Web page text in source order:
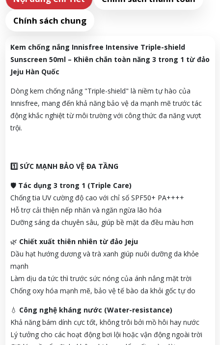
Chính sách chung
Kem chống nắng Innisfree Intensive Triple-shield
Sunscreen 50ml – Khiên chắn toàn năng 3 trong 1 từ đảo
Jeju Hàn Quốc
Dòng kem chống nắng "Triple-shield" là niềm tự hào của
Innisfree, mang đến khả năng bảo vệ da mạnh mẽ trước tác
động khắc nghiệt từ môi trường với công thức đa năng vượt
trội.
1️SỨC MẠNH BẢO VỆ ĐA TẦNG
🛡️ Tác dụng 3 trong 1 (Triple Care)
Chống tia UV cường độ cao với chỉ số SPF50+ PA++++
Hỗ trợ cải thiện nếp nhăn và ngăn ngừa lão hóa
Dưỡng sáng da chuyên sâu, giúp bề mặt da đều màu hơn
🌿 Chiết xuất thiên nhiên từ đảo Jeju
Dầu hạt hướng dương và trà xanh giúp nuôi dưỡng da khỏe
mạnh
Làm dịu da tức thì trước sức nóng của ánh nắng mặt trời
Chống oxy hóa mạnh mẽ, bảo vệ tế bào da khỏi gốc tự do
💧 Công nghệ kháng nước (Water-resistance)
Khả năng bám dính cực tốt, không trôi bởi mồ hôi hay nước
Lý tưởng cho các hoạt động bơi lội hoặc vận động ngoài trời